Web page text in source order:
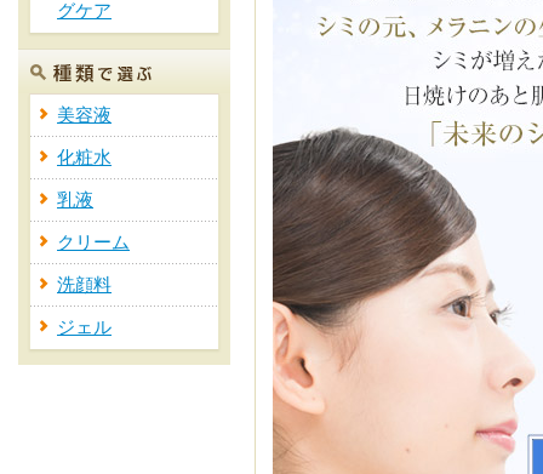
グケア
美容液
化粧水
乳液
クリーム
洗顔料
ジェル